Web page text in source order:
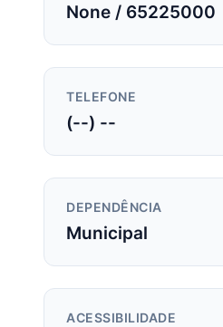
None / 65225000
TELEFONE
(--) --
DEPENDÊNCIA
Municipal
ACESSIBILIDADE